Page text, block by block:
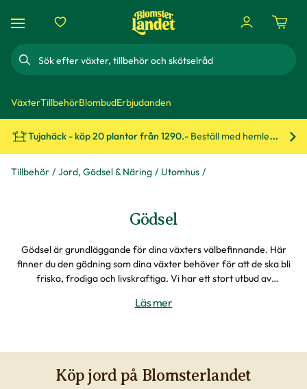
Sök
VäxterTillbehörBlombudErbjudanden
Tujahäck - köp 20 plantor från 1290.- Beställ med hemleverans!
Tillbehör Jord, Gödsel & Näring Utomhus
Gödsel
Gödsel är grundläggande för dina växters välbefinnande. Här
finner du den gödning som dina växter behöver för att de ska bli
friska, frodiga och livskraftiga. Vi har ett stort utbud av
finns också naturgödsel och hönsgödsel som passar de flesta
Läs mer
Köp jord på Blomsterlandet